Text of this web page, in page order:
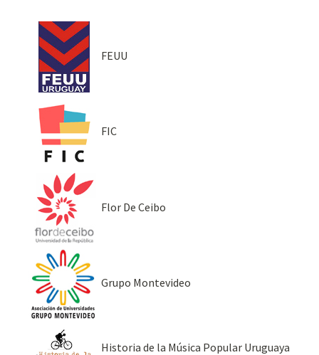
FEUU
FIC
Flor De Ceibo
Grupo Montevideo
Historia de la Música Popular Uruguaya